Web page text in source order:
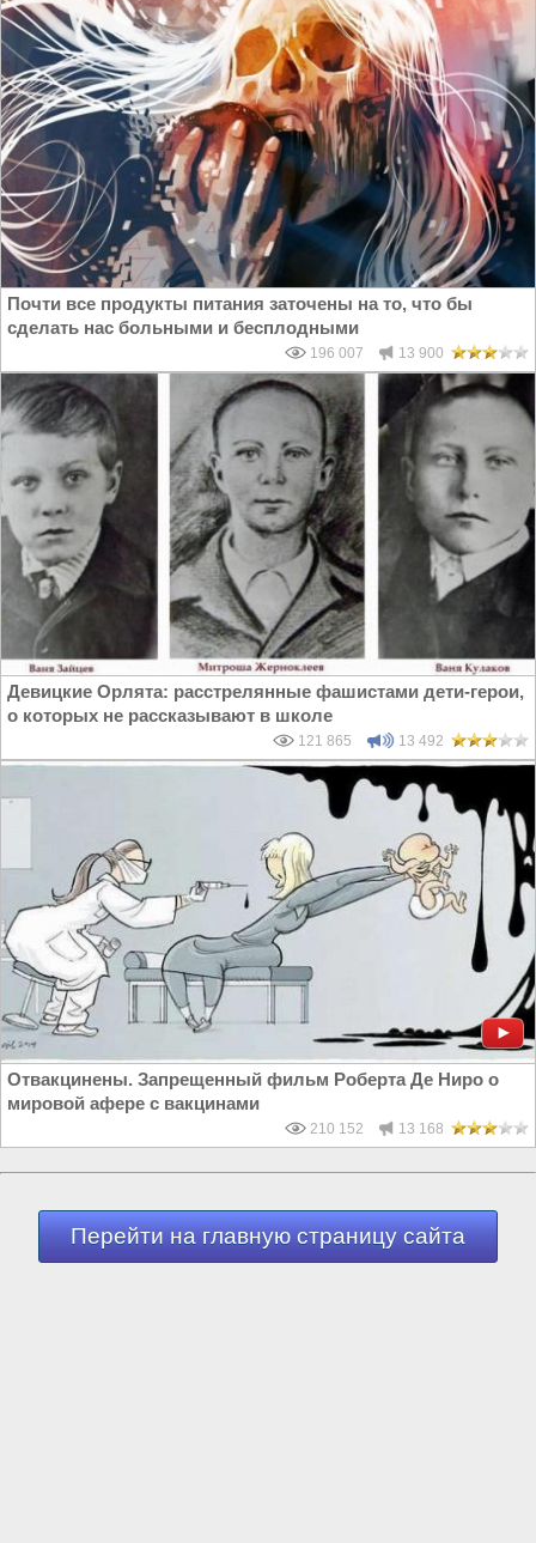
Почти все продукты питания заточены на то, что бы
сделать нас больными и бесплодными
196 007 13 900
Девицкие Орлята: расстрелянные фашистами дети-герои,
о которых не рассказывают в школе
121 865 13 492
Отвакцинены. Запрещенный фильм Роберта Де Ниро о
мировой афере с вакцинами
210 152 13 168
Перейти на главную страницу сайта